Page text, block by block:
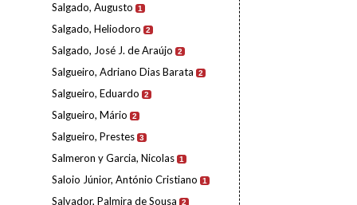
Salgado, Augusto 1
Salgado, Heliodoro 2
Salgado, José J. de Araújo 2
Salgueiro, Adriano Dias Barata 2
Salgueiro, Eduardo 2
Salgueiro, Mário 2
Salgueiro, Prestes 3
Salmeron y Garcia, Nicolas 1
Saloio Júnior, António Cristiano 1
Salvador, Palmira de Sousa 2